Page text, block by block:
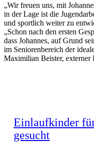
„Wir freuen uns, mit
in der Lage ist die
und sportlich weiter zu
„Schon nach den ersten
dass Johannes, auf Grund
im Seniorenbereich der
Maximilian Beister, externer
Einlaufkinder
gesucht